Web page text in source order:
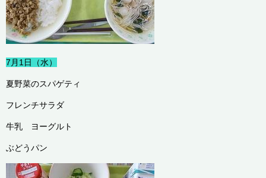
7月1日（水）
夏野菜のスパゲティ
フレンチサラダ
牛乳 ヨーグルト
ぶどうパン